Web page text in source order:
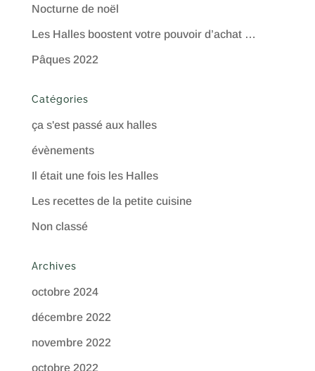
Nocturne de noël
Les Halles boostent votre pouvoir d’achat …
Pâques 2022
Catégories
ça s'est passé aux halles
évènements
Il était une fois les Halles
Les recettes de la petite cuisine
Non classé
Archives
octobre 2024
décembre 2022
novembre 2022
octobre 2022